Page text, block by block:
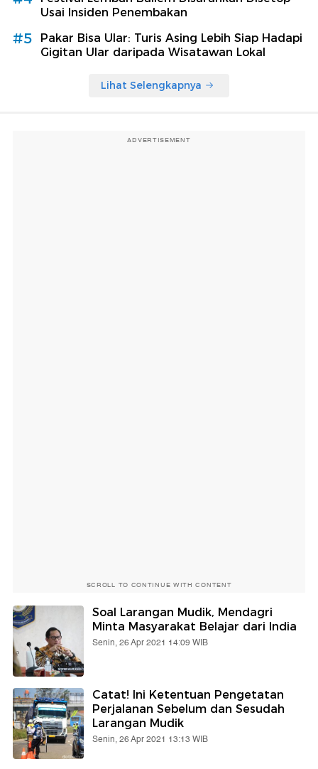
Usai Insiden Penembakan
#5
Pakar Bisa Ular: Turis Asing Lebih Siap Hadapi
Gigitan Ular daripada Wisatawan Lokal
Lihat Selengkapnya
ADVERTISEMENT
SCROLL TO CONTINUE WITH CONTENT
Soal Larangan Mudik, Mendagri
Minta Masyarakat Belajar dari India
Senin, 26 Apr 2021 14:09 WIB
Catat! Ini Ketentuan Pengetatan
Perjalanan Sebelum dan Sesudah
Larangan Mudik
Senin, 26 Apr 2021 13:13 WIB